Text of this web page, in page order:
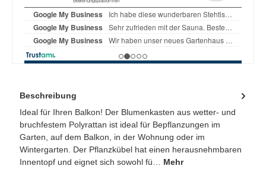
Beschreibung
Ideal für Ihren Balkon! Der Blumenkasten aus wetter- und
bruchfestem Polyrattan ist ideal für Bepflanzungen im
Garten, auf dem Balkon, in der Wohnung oder im
Wintergarten. Der Pflanzkübel hat einen herausnehmbaren
Innentopf und eignet sich sowohl fü… Mehr